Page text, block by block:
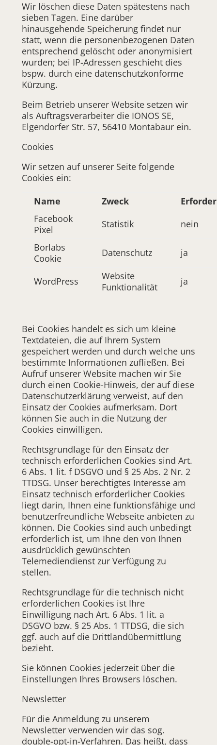
Wir löschen diese Daten spätestens nach
sieben Tagen. Eine darüber
hinausgehende Speicherung findet nur
statt, wenn die personenbezogenen Daten
entsprechend gelöscht oder anonymisiert
wurden; bei IP-Adressen geschieht dies
bspw. durch eine datenschutzkonforme
Kürzung.
Beim Betrieb unserer Website setzen wir
als Auftragsverarbeiter die IONOS SE,
Elgendorfer Str. 57, 56410 Montabaur ein.
Cookies
Wir setzen auf unserer Seite folgende
Cookies ein:
Name
Zweck
Facebook
Pixel
Statistik
nein
Borlabs
Cookie
Datenschutz ja
WordPress
Website
Funktionalität
ja
Bei Cookies handelt es sich um kleine
Textdateien, die auf Ihrem System
gespeichert werden und durch welche uns
bestimmte Informationen zufließen. Bei
Aufruf unserer Website machen wir Sie
durch einen Cookie-Hinweis, der auf diese
Datenschutzerklärung verweist, auf den
Einsatz der Cookies aufmerksam. Dort
können Sie auch in die Nutzung der
Cookies einwilligen.
Rechtsgrundlage für den Einsatz der
technisch erforderlichen Cookies sind Art.
6 Abs. 1 lit. f DSGVO und § 25 Abs. 2 Nr. 2
TTDSG. Unser berechtigtes Interesse am
Einsatz technisch erforderlicher Cookies
liegt darin, Ihnen eine funktionsfähige und
benutzerfreundliche Webseite anbieten zu
können. Die Cookies sind auch unbedingt
erforderlich ist, um Ihne den von Ihnen
ausdrücklich gewünschten
Telemediendienst zur Verfügung zu
stellen.
Rechtsgrundlage für die technisch nicht
erforderlichen Cookies ist Ihre
Einwilligung nach Art. 6 Abs. 1 lit. a
DSGVO bzw. § 25 Abs. 1 TTDSG, die sich
ggf. auch auf die Drittlandübermittlung
bezieht.
Sie können Cookies jederzeit über die
Einstellungen Ihres Browsers löschen.
Newsletter
Für die Anmeldung zu unserem
Newsletter verwenden wir das sog.
double-opt-in-Verfahren. Das heißt, dass